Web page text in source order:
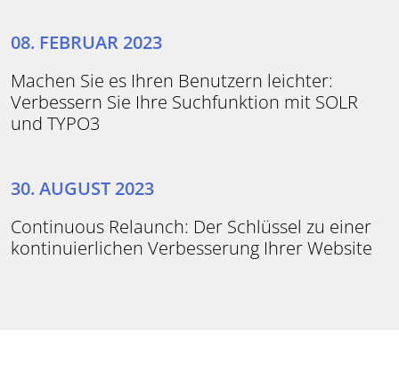
08. FEBRUAR 2023
Machen Sie es Ihren Benutzern leichter:
Verbessern Sie Ihre Suchfunktion mit SOLR
und TYPO3
30. AUGUST 2023
Continuous Relaunch: Der Schlüssel zu einer
kontinuierlichen Verbesserung Ihrer Website